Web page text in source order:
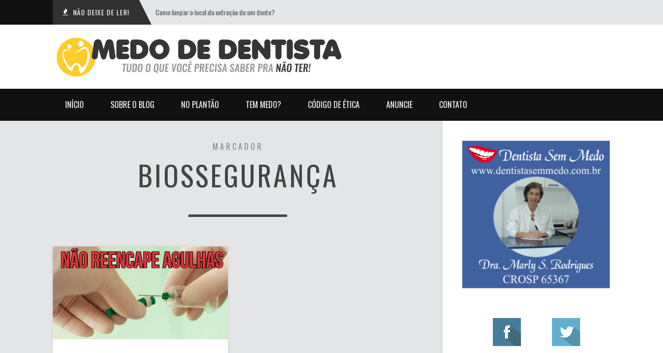
NÃO DEIXE DE LER! Como limpar o local da extração de um dente?
INÍCIO SOBRE O BLOG NO PLANTÃO TEM MEDO? CÓDIGO DE ÉTICA ANUNCIE CONTATO
MARCADOR
BIOSSEGURANÇA